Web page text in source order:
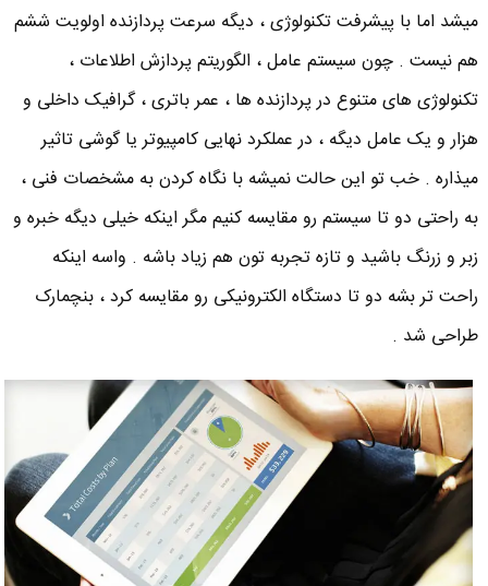
میشد اما با پیشرفت تکنولوژی ، دیگه سرعت پردازنده اولویت ششم
هم نیست . چون سیستم عامل ، الگوریتم پردازش اطلاعات ،
تکنولوژی های متنوع در پردازنده ها ، عمر باتری ، گرافیک داخلی و
هزار و یک عامل دیگه ، در عملکرد نهایی کامپیوتر یا گوشی تاثیر
میذاره . خب تو این حالت نمیشه با نگاه کردن به مشخصات فنی ،
به راحتی دو تا سیستم رو مقایسه کنیم مگر اینکه خیلی دیگه خبره و
زبر و زرنگ باشید و تازه تجربه تون هم زیاد باشه . واسه اینکه
راحت تر بشه دو تا دستگاه الکترونیکی رو مقایسه کرد ، بنچمارک
طراحی شد .